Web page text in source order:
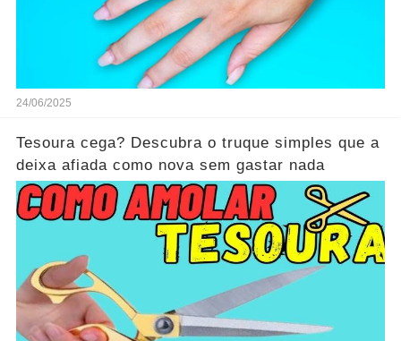
24/06/2025
Tesoura cega? Descubra o truque simples que a
deixa afiada como nova sem gastar nada